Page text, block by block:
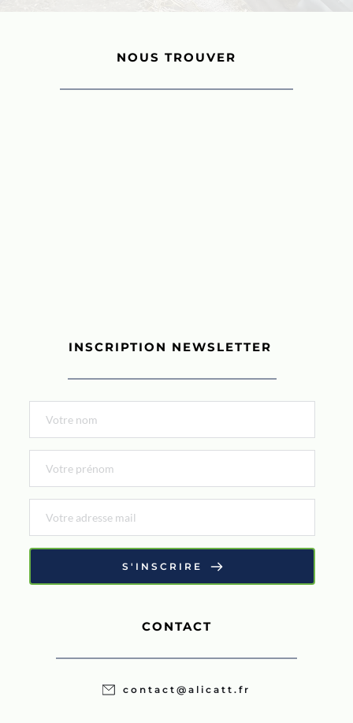
NOUS TROUVER
INSCRIPTION NEWSLETTER
S'INSCRIRE
CONTACT
contact@alicatt.fr